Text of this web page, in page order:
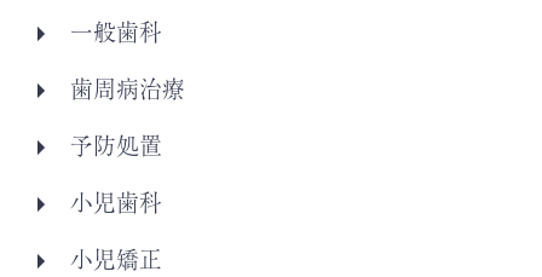
一般歯科
歯周病治療
予防処置
小児歯科
小児矯正